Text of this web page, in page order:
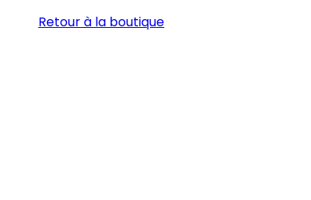
Retour à la boutique